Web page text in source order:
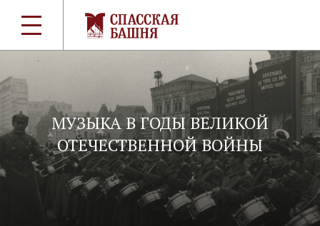
МУЗЫКА В ГОДЫ ВЕЛИКОЙ
ОТЕЧЕСТВЕННОЙ ВОЙНЫ